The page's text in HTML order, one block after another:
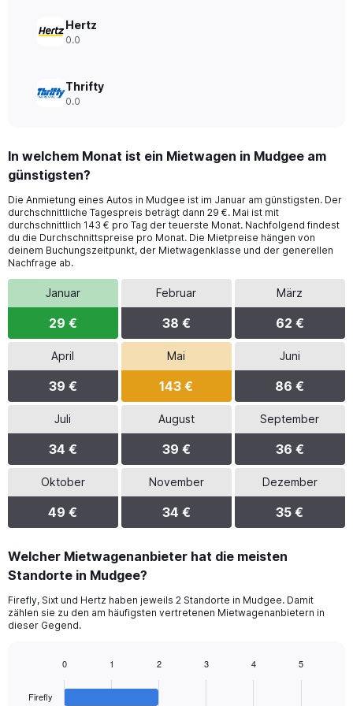
Hertz
0.0
Thrifty
0.0
In welchem Monat ist ein Mietwagen in Mudgee am
günstigsten?
Die Anmietung eines Autos in Mudgee ist im Januar am günstigsten. Der
durchschnittliche Tagespreis beträgt dann 29 €. Mai ist mit
durchschnittlich 143 € pro Tag der teuerste Monat. Nachfolgend findest
du die Durchschnittspreise pro Monat. Die Mietpreise hängen von
deinem Buchungszeitpunkt, der Mietwagenklasse und der generellen
Nachfrage ab.
Januar
29 €
Februar
38 €
März
62 €
April
39 €
Mai
143 €
Juni
86 €
Juli
34 €
August
39 €
September
36 €
Oktober
49 €
November
34 €
Dezember
35 €
Welcher Mietwagenanbieter hat die meisten
Standorte in Mudgee?
Firefly, Sixt und Hertz haben jeweils 2 Standorte in Mudgee. Damit
zählen sie zu den am häufigsten vertretenen Mietwagenanbietern in
dieser Gegend.
with
Firefly
0 1 2 3 4 5